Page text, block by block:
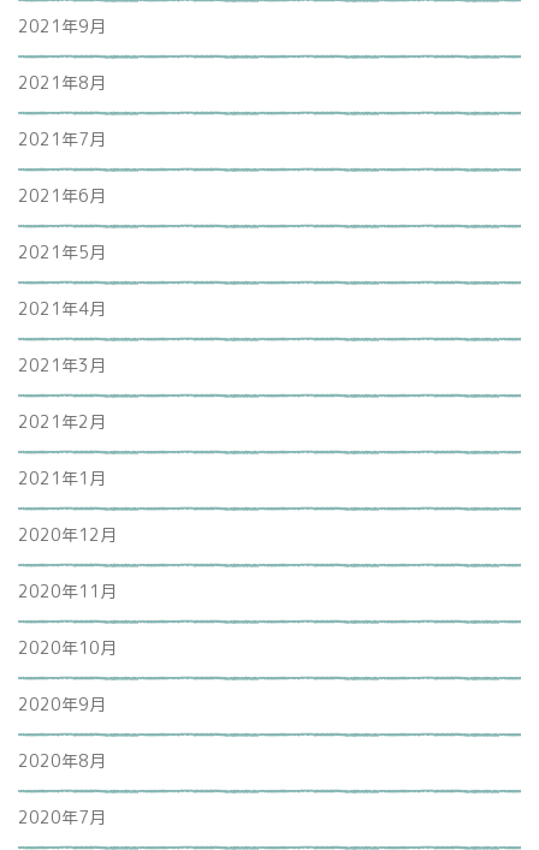
2021年9月
2021年8月
2021年7月
2021年6月
2021年5月
2021年4月
2021年3月
2021年2月
2021年1月
2020年12月
2020年11月
2020年10月
2020年9月
2020年8月
2020年7月